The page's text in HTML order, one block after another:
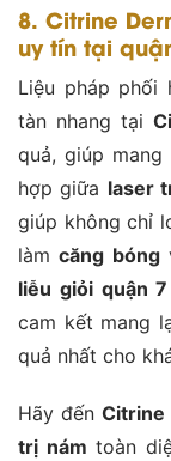
8. Citrine
uy tín tại
Liệu pháp
tàn nhang tại
quả, giúp
hợp giữa laser
giúp không chỉ
làmcăng bóng
liễu giỏi quận 7
cam kết mang
quả nhất cho
Hãy đến Citrine
trị nám toàn